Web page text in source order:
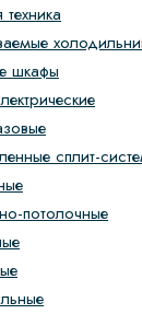
шкафы
сплит-
потолочные